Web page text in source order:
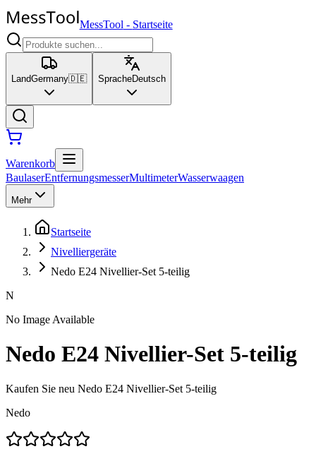
MessTool - Startseite
LandGermany🇩🇪 SpracheDeutsch
Warenkorb
BaulaserEntfernungsmesserMultimeterWasserwaagen
Mehr
Startseite
Nivelliergeräte
Nedo E24 Nivellier-Set 5-teilig
N
No Image Available
Nedo E24 Nivellier-Set 5-teilig
Kaufen Sie neu Nedo E24 Nivellier-Set 5-teilig
Nedo